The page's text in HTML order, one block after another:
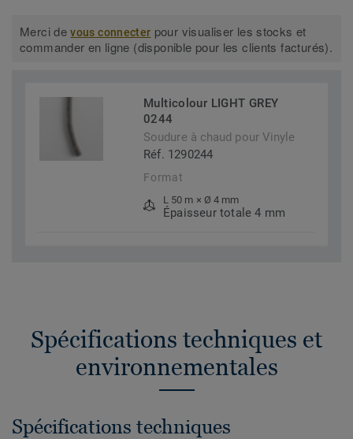
Merci devous connecter pour visualiser les stocks et
commander en ligne (disponible pour les clients facturés).
Multicolour LIGHT GREY
0244
Soudure à chaud pour Vinyle
Réf. 1290244
Format
L 50 m × Ø 4 mm
Épaisseur totale 4 mm
Spécifications techniques et
environnementales
Spécifications techniques